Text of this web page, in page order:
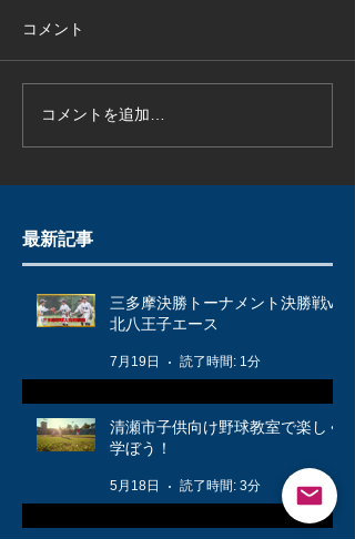
コメント
コメントを追加…
最新記事
三多摩決勝トーナメント決勝戦vs
北八王子エース
7月19日 読了時間: 1分
清瀬市子供向け野球教室で楽しく
学ぼう！
5月18日 読了時間: 3分